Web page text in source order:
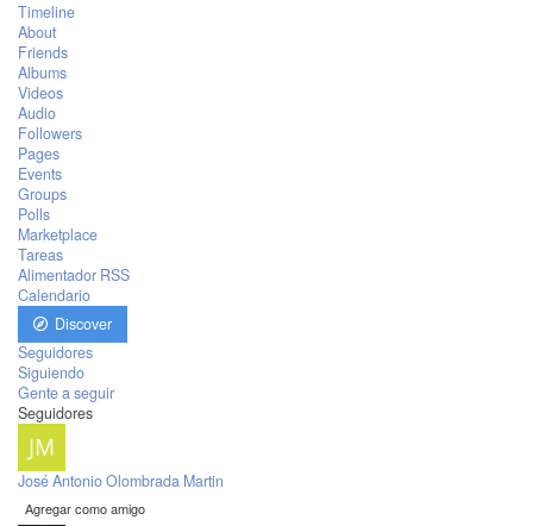
Timeline
About
Friends
Albums
Videos
Audio
Followers
Pages
Events
Groups
Polls
Marketplace
Tareas
Alimentador RSS
Calendario
Discover
Seguidores
Siguiendo
Gente a seguir
Seguidores
José Antonio Olombrada Martin
Agregar como amigo